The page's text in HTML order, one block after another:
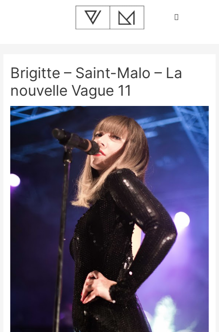
Brigitte – Saint-Malo – La
nouvelle Vague 11